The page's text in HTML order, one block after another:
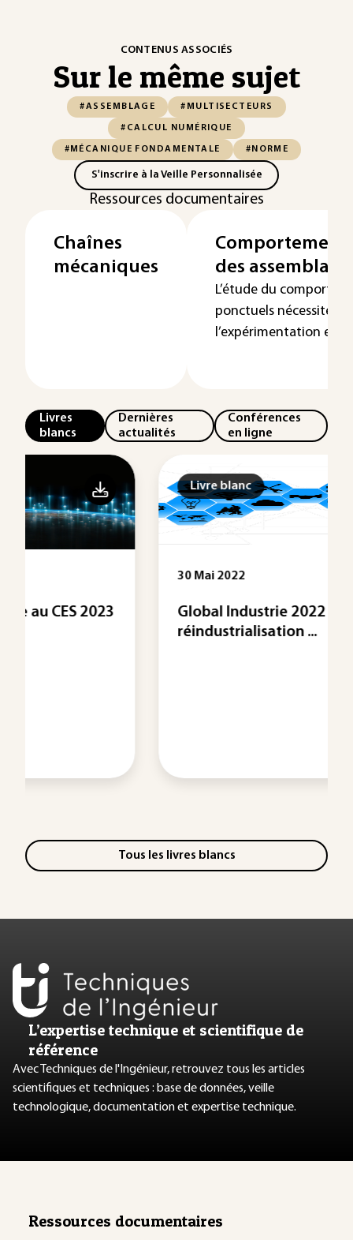
CONTENUS ASSOCIÉS
Sur le même sujet
#ASSEMBLAGE #MULTISECTEURS
#CALCUL NUMÉRIQUE
#MÉCANIQUE FONDAMENTALE #NORME
S'inscrire à la Veille Personnalisée
Ressources documentaires
Chaînes
mécaniques
des
L’étude du
ponctuels nécessite
l’expérimentation et
Livres
blancs
Dernières
actualités
Conférences
en ligne
Livre blanc
Global Industrie 2022 : la
réindustrialisation ...
Tous les livres blancs
L’expertise technique et scientifique de
référence
Avec Techniques de l'Ingénieur, retrouvez tous les articles
scientifiques et techniques : base de données, veille
technologique, documentation et expertise technique.
Ressources documentaires